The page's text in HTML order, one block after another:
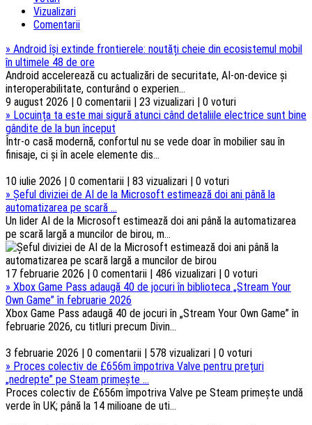
Vizualizari
Comentarii
» Android își extinde frontierele: noutăți cheie din ecosistemul mobil
în ultimele 48 de ore
Android accelerează cu actualizări de securitate, AI-on-device și
interoperabilitate, conturând o experien...
9 august 2026 | 0 comentarii | 23 vizualizari | 0 voturi
» Locuința ta este mai sigură atunci când detaliile electrice sunt bine
gândite de la bun început
Într-o casă modernă, confortul nu se vede doar în mobilier sau în
finisaje, ci și în acele elemente dis...
10 iulie 2026 | 0 comentarii | 83 vizualizari | 0 voturi
» Șeful diviziei de AI de la Microsoft estimează doi ani până la
automatizarea pe scară ...
Un lider AI de la Microsoft estimează doi ani până la automatizarea
pe scară largă a muncilor de birou, m...
17 februarie 2026 | 0 comentarii | 486 vizualizari | 0 voturi
» Xbox Game Pass adaugă 40 de jocuri în biblioteca „Stream Your
Own Game” în februarie 2026
Xbox Game Pass adaugă 40 de jocuri în „Stream Your Own Game” în
februarie 2026, cu titluri precum Divin...
3 februarie 2026 | 0 comentarii | 578 vizualizari | 0 voturi
» Proces colectiv de £656m împotriva Valve pentru prețuri
„nedrepte” pe Steam primește ...
Proces colectiv de £656m împotriva Valve pe Steam primește undă
verde în UK; până la 14 milioane de uti...